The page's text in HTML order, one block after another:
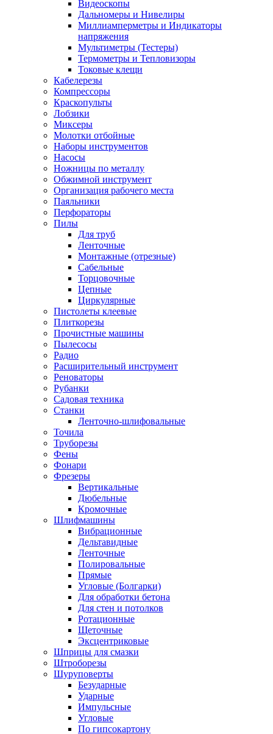
Видеоскопы
Дальномеры и Нивелиры
Миллиамперметры и Индикаторы
напряжения
Мультиметры (Тестеры)
Термометры и Тепловизоры
Токовые клещи
Кабелерезы
Компрессоры
Краскопульты
Лобзики
Миксеры
Молотки отбойные
Наборы инструментов
Насосы
Ножницы по металлу
Обжимной инструмент
Организация рабочего места
Паяльники
Перфораторы
Пилы
Для труб
Ленточные
Монтажные (отрезные)
Сабельные
Торцовочные
Цепные
Циркулярные
Пистолеты клеевые
Плиткорезы
Прочистные машины
Пылесосы
Радио
Расширительный инструмент
Реноваторы
Рубанки
Садовая техника
Станки
Ленточно-шлифовальные
Точила
Труборезы
Фены
Фонари
Фрезеры
Вертикальные
Дюбельные
Кромочные
Шлифмашины
Вибрационные
Дельтавидные
Ленточные
Полировальные
Прямые
Угловые (Болгарки)
Для обработки бетона
Для стен и потолков
Ротационные
Щеточные
Эксцентриковые
Шприцы для смазки
Штроборезы
Шуруповерты
Безударные
Ударные
Импульсные
Угловые
По гипсокартону